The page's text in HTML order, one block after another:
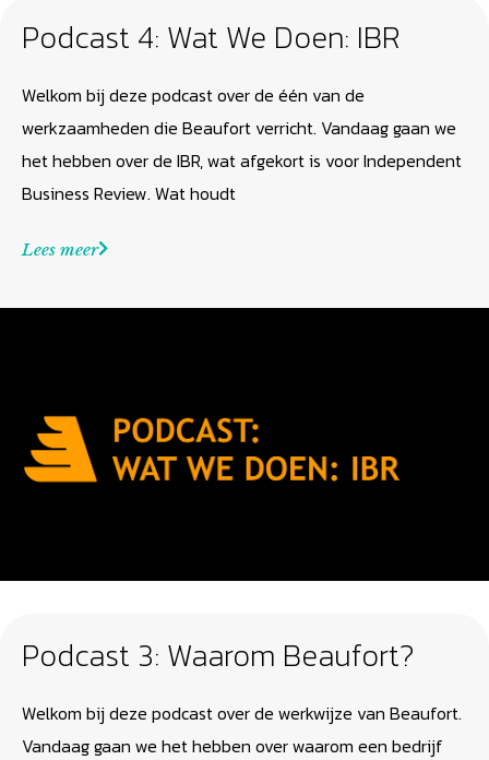
Podcast 4: Wat We Doen: IBR
Welkom bij deze podcast over de één van de
werkzaamheden die Beaufort verricht. Vandaag gaan we
het hebben over de IBR, wat afgekort is voor Independent
Business Review. Wat houdt
Lees meer
Podcast 3: Waarom Beaufort?
Welkom bij deze podcast over de werkwijze van Beaufort.
Vandaag gaan we het hebben over waarom een bedrijf